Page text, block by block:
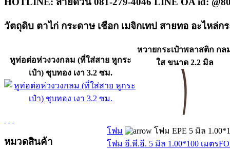
วัตถุดิบ ตาไก่ กระดาษ เชือก เมจิกเทป สายทอ อะไหล่กร
หูท่อต่อห่วงวงกลม (ที่ใส่สาย หูกระ
เป๋า) ชุบทอง เงา 3.2 ซม.
หวายกระเป๋าพลาสติก กล
ใส ขนาด 2.2 มิล
หมวดสินค้า
โฟม
โฟม EPE 5 มิล
โฟม อี.พี.อี. 5 มิล 1.00*100 เมตร